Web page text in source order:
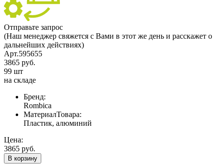
Отправьте запрос
(Наш менеджер свяжется с Вами в этот же день и расскажет о
дальнейших действиях)
Арт.595655
3865 руб.
99 шт
на складе
Бренд:
Rombica
МатериалТовара:
Пластик, алюминий
Цена:
3865 руб.
В корзину